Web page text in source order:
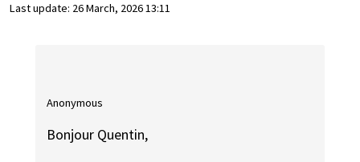
Last update: 26 March, 2026 13:11
Anonymous
Bonjour Quentin,